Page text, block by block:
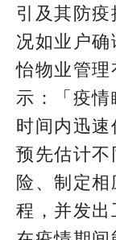
引及其防
况如业户
怡物业管
示：「疫
时间内迅
预先估计
险、制定
程，并发